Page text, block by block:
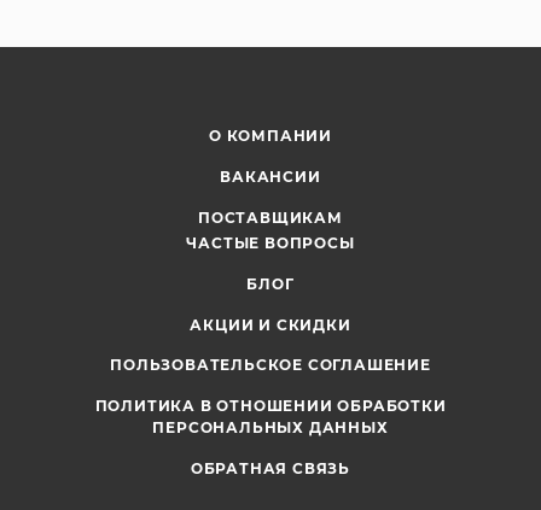
О КОМПАНИИ
ВАКАНСИИ
ПОСТАВЩИКАМ
ЧАСТЫЕ ВОПРОСЫ
БЛОГ
АКЦИИ И СКИДКИ
ПОЛЬЗОВАТЕЛЬСКОЕ СОГЛАШЕНИЕ
ПОЛИТИКА В ОТНОШЕНИИ ОБРАБОТКИ
ПЕРСОНАЛЬНЫХ ДАННЫХ
ОБРАТНАЯ СВЯЗЬ